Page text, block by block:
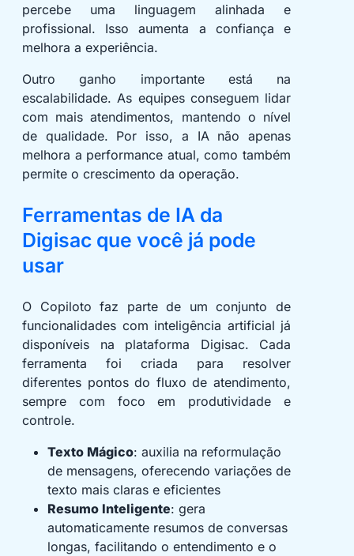
percebe uma linguagem alinhada e
profissional. Isso aumenta a confiança e
melhora a experiência.
Outro ganho importante está na
escalabilidade. As equipes conseguem lidar
com mais atendimentos, mantendo o nível
de qualidade. Por isso, a IA não apenas
melhora a performance atual, como também
permite o crescimento da operação.
Ferramentas de IA da
Digisac que você já pode
usar
O Copiloto faz parte de um conjunto de
funcionalidades com inteligência artificial já
disponíveis na plataforma Digisac. Cada
ferramenta foi criada para resolver
diferentes pontos do fluxo de atendimento,
sempre com foco em produtividade e
controle.
Texto Mágico: auxilia na reformulação
de mensagens, oferecendo variações de
texto mais claras e eficientes
Resumo Inteligente: gera
automaticamente resumos de conversas
longas, facilitando o entendimento e o